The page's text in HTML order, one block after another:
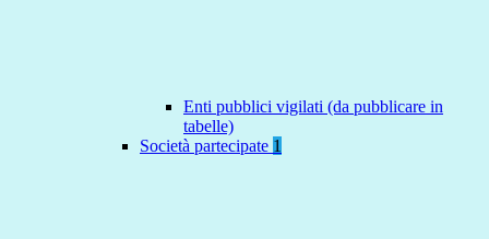
Enti pubblici vigilati (da pubblicare in
tabelle)
Società partecipate 1